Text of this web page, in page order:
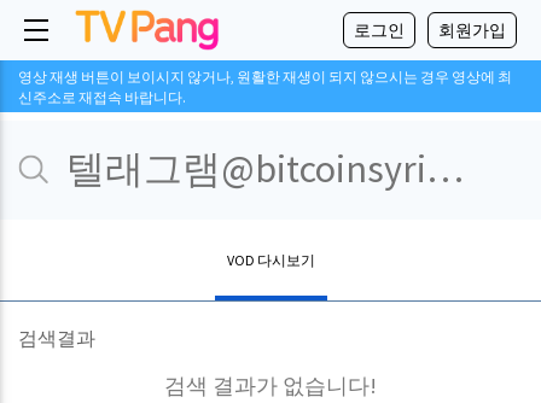
로그인 회원가입
영상 재생 버튼이 보이시지 않거나, 원활한 재생이 되지 않으시는 경우 영상에 최
신주소로 재접속 바랍니다.
VOD 다시보기
검색결과
검색 결과가 없습니다!